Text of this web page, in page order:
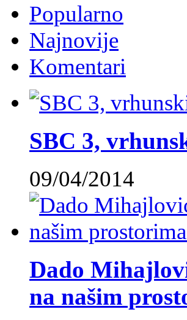
Popularno
Najnovije
Komentari
SBC 3,
09/04/2014
Dado
na našim